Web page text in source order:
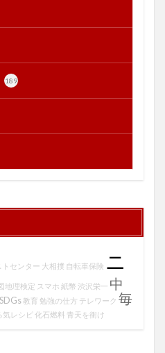
189
センター 大相撲 自転車保険 ニ
地理検定 スマホ 紙幣 渋沢栄一 中
SDGs教育 勉強の仕方 テレワーク 毎
気レシピ 化石燃料 青天を衝け